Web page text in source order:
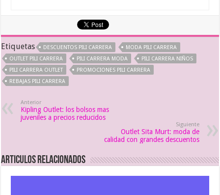
Etiquetas DESCUENTOS PILI CARRERA
MODA PILI CARRERA
OUTLET PILI CARRERA
PILI CARRERA MODA
PILI CARRERA NIÑOS
PILI CARRERA OUTLET
PROMOCIONES PILI CARRERA
REBAJAS PILI CARRERA
Anterior
Kipling Outlet: los bolsos mas
juveniles a precios reducidos
Siguiente
Outlet Sita Murt: moda de
calidad con grandes descuentos
Articulos relacionados